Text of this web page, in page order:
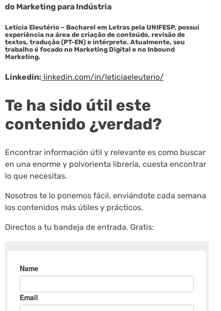
do Marketing para Indústria
Letícia Eleutério – Bacharel em Letras pela UNIFESP, possui
experiência na área de criação de conteúdo, revisão de
textos, tradução (PT-EN) e intérprete. Atualmente, seu
trabalho é focado no Marketing Digital e no Inbound
Marketing.
Linkedin: linkedin.com/in/leticiaeleuterio/
Te ha sido útil este
contenido ¿verdad?
Encontrar información útil y relevante es como buscar
en una enorme y polvorienta librería, cuesta encontrar
lo que necesitas.
Nosotros te lo ponemos fácil, enviándote cada semana
los contenidos más útiles y prácticos.
Directos a tu bandeja de entrada. Gratis: